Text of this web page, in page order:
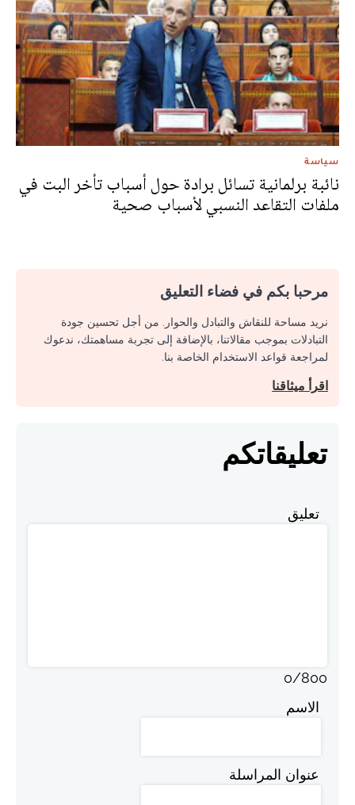
سياسة
نائبة برلمانية تسائل برادة حول أسباب تأخر البت في
ملفات التقاعد النسبي لأسباب صحية
مرحبا بكم في فضاء التعليق
نريد مساحة للنقاش والتبادل والحوار. من أجل تحسين جودة
التبادلات بموجب مقالاتنا، بالإضافة إلى تجربة مساهمتك، ندعوك
لمراجعة قواعد الاستخدام الخاصة بنا.
اقرأ ميثاقنا
تعليقاتكم
تعليق
0/800
الاسم
عنوان المراسلة